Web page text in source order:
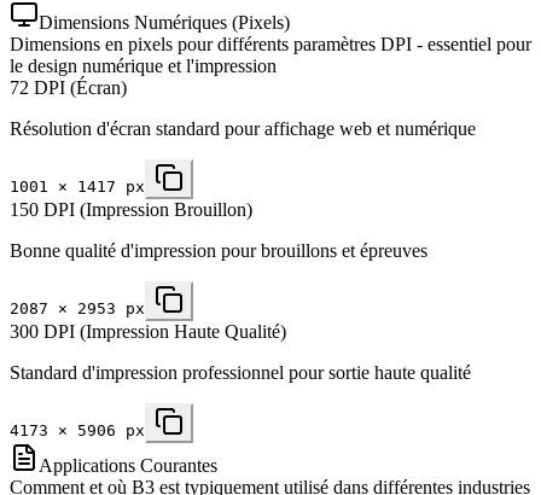
Dimensions Numériques (Pixels)
Dimensions en pixels pour différents paramètres DPI - essentiel pour
le design numérique et l'impression
72 DPI (Écran)
Résolution d'écran standard pour affichage web et numérique
1001 × 1417 px
150 DPI (Impression Brouillon)
Bonne qualité d'impression pour brouillons et épreuves
2087 × 2953 px
300 DPI (Impression Haute Qualité)
Standard d'impression professionnel pour sortie haute qualité
4173 × 5906 px
Applications Courantes
Comment et où B3 est typiquement utilisé dans différentes industries